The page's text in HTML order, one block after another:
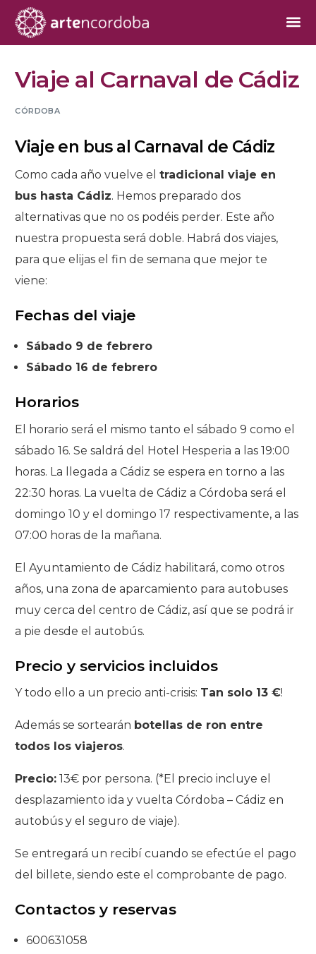
Viaje al Carnaval de Cádiz
CÓRDOBA
Viaje en bus al Carnaval de Cádiz
Como cada año vuelve eltradicional viaje en
bus hasta Cádiz. Hemos preparado dos
alternativas que no os podéis perder. Este año
nuestra propuesta será doble. Habrá dos viajes,
para que elijas el fin de semana que mejor te
viene:
Fechas del viaje
Sábado 9 de febrero
Sábado 16 de febrero
Horarios
El horario será el mismo tanto el sábado 9 como el
sábado 16. Se saldrá del Hotel Hesperia a las 19:00
horas. La llegada a Cádiz se espera en torno a las
22:30 horas. La vuelta de Cádiz a Córdoba será el
domingo 10 y el domingo 17 respectivamente, a las
07:00 horas de la mañana.
El Ayuntamiento de Cádiz habilitará, como otros
años, una zona de aparcamiento para autobuses
muy cerca del centro de Cádiz, así que se podrá ir
a pie desde el autobús.
Precio y servicios incluidos
Y todo ello a un precio anti-crisis: Tan solo 13 €!
Además se sortearán botellas de ron entre
todos los viajeros.
Precio: 13€ por persona. (*El precio incluye el
desplazamiento ida y vuelta Córdoba – Cádiz en
autobús y el seguro de viaje).
Se entregará un recibí cuando se efectúe el pago
del billete, siendo este el comprobante de pago.
Contactos y reservas
600631058